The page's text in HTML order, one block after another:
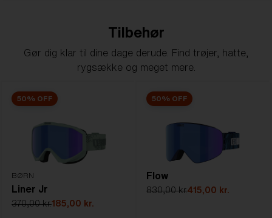
Tilbehør
Gør dig klar til dine dage derude. Find trøjer, hatte,
rygsække og meget mere.
50% OFF
BØRN
Liner Jr
370,00 kr.185,00 kr.
50% OFF
Flow
830,00 kr.415,00 kr.